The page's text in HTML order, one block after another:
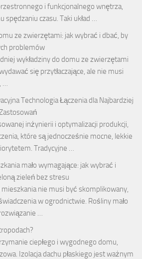
i funkcjonalnego wnętrza,
spędzaniu czasu. Taki układ …
ze zwierzętami: jak wybrać i dbać, by
problemów
wykładziny do domu ze zwierzętami
się przytłaczające, ale nie musi
…
Technologia Łączenia dla Najbardziej
inżynierii i optymalizacji produkcji,
które są jednocześnie mocne, lekkie
Tradycyjne …
mało wymagające: jak wybrać i
zieleń bez stresu
nie musi być skomplikowany,
w ogrodnictwie. Rośliny mało
…
ciepłego i wygodnego domu,
Izolacja dachu płaskiego jest ważnym